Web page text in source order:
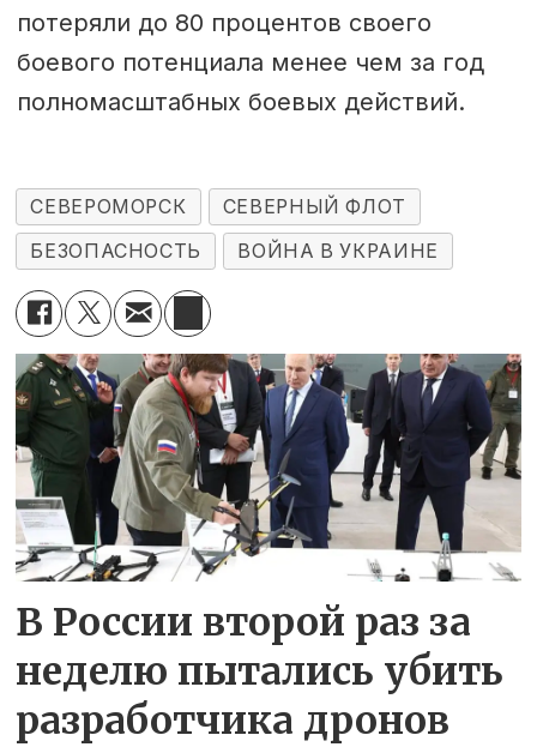
потеряли до 80 процентов своего
боевого потенциала менее чем за год
полномасштабных боевых действий.
СЕВЕРОМОРСК
СЕВЕРНЫЙ ФЛОТ
БЕЗОПАСНОСТЬ
ВОЙНА В УКРАИНЕ
В России второй раз за
неделю пытались убить
разработчика дронов